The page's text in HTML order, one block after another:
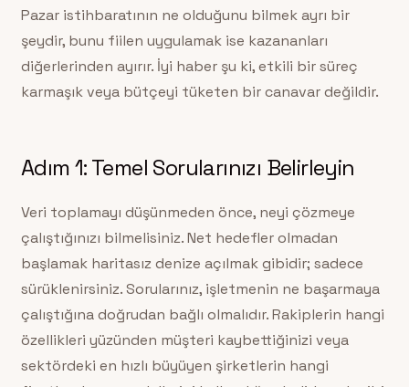
Pazar istihbaratının ne olduğunu bilmek ayrı bir
şeydir, bunu fiilen uygulamak ise kazananları
diğerlerinden ayırır. İyi haber şu ki, etkili bir süreç
karmaşık veya bütçeyi tüketen bir canavar değildir.
Adım 1: Temel Sorularınızı Belirleyin
Veri toplamayı düşünmeden önce, neyi çözmeye
çalıştığınızı bilmelisiniz. Net hedefler olmadan
başlamak haritasız denize açılmak gibidir; sadece
sürüklenirsiniz. Sorularınız, işletmenin ne başarmaya
çalıştığına doğrudan bağlı olmalıdır. Rakiplerin hangi
özellikleri yüzünden müşteri kaybettiğinizi veya
sektördeki en hızlı büyüyen şirketlerin hangi